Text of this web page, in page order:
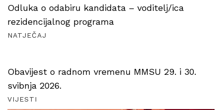
Odluka o odabiru kandidata – voditelj/ica
rezidencijalnog programa
NATJEČAJ
Obavijest o radnom vremenu MMSU 29. i 30.
svibnja 2026.
VIJESTI